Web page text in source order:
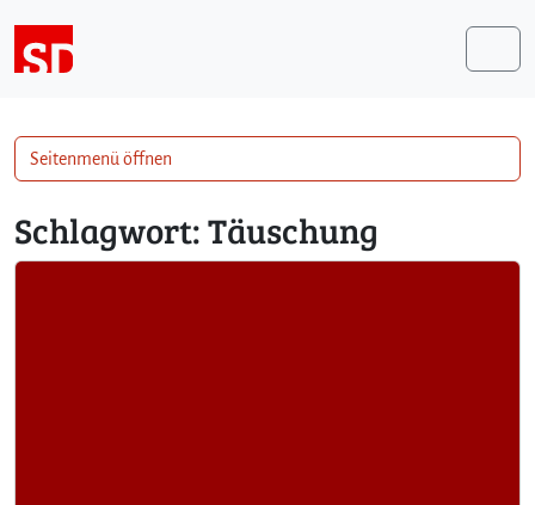
Schlagwort:Täuschung
Seitenmenü öffnen